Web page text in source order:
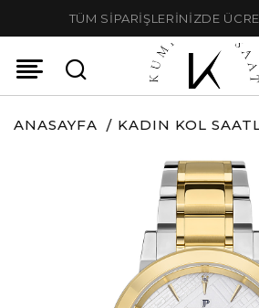
TÜM SİPARİŞLERİNİZDE
ANASAYFA KADIN KOL